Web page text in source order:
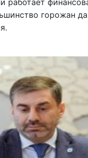
работает
горожан